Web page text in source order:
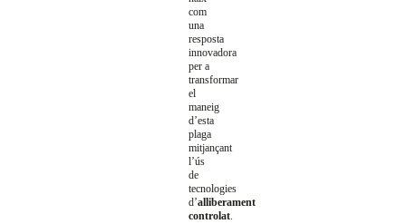
com
una
resposta
innovadora
per a
transformar
el
maneig
d’esta
plaga
mitjançant
l’ús
de
tecnologies
d’alliberament
controlat.